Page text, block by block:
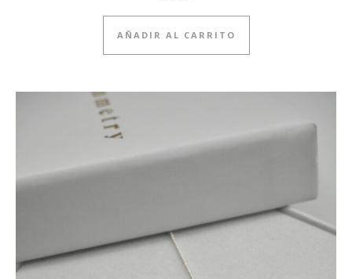
AÑADIR AL CARRITO